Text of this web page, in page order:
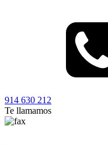
914 630 212
Te llamamos